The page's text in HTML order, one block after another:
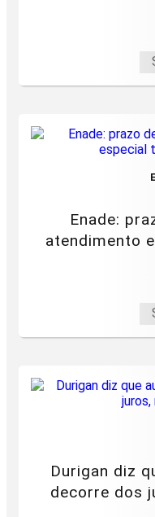
Enade:
atendimento
Durigan diz
decorre dos